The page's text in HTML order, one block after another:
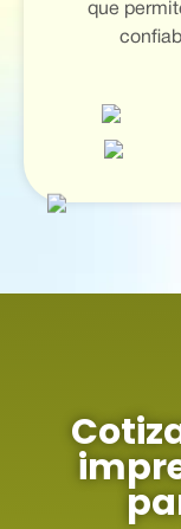
que